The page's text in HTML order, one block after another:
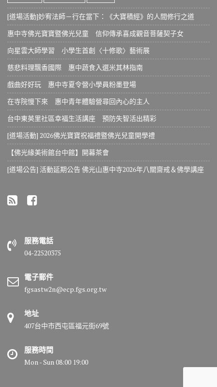
[道場活動]妙宥法師－行在當下：《大寶積經》的人間修行之道
惠中寺佛光寶寶暨佛光兒童 信仰傳承喜成觀音菩薩契子女
向星雲大師學習 小學生首創〈十修歌〉藝術展
慈悲料理飄香國際 惠中蔬食入選米其林指南
戲曲好好玩 惠中寺夏令營小學員粉墨登場
在寺院慢下來 惠中青年體驗營尋回內心的主人
台中東英里社區幸福生活講座 預防失智活出精彩
[道場活動] 2026佛光寶寶祝福禮暨佛光兒童開學禮
【佛光緣美術館台中館】開幕茶會
[道場公告] 活動延期公告 佛光山惠中寺2026年八關齋戒＆佛學講座
服務電話
04-22520375
電子郵件
fgsastw2n@ecp.fgs.org.tw
地址
407台中市西屯區福元街69號
服務時間
Mon - Sun 08:00 19:00